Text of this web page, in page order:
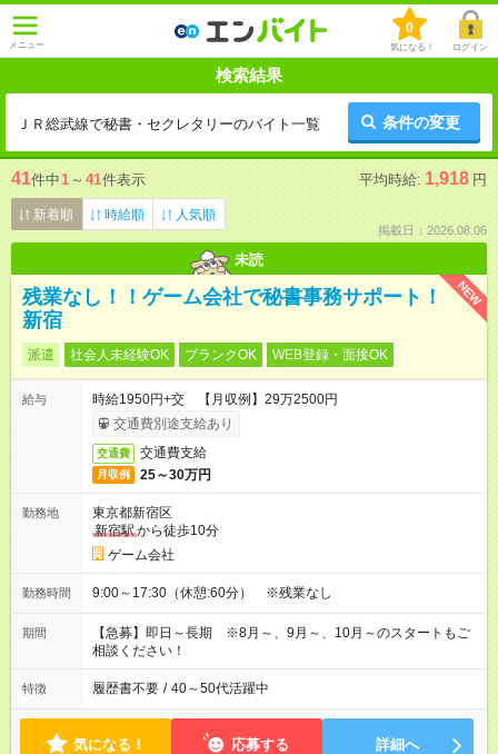
メニュー
0
気になる！ ログイン
検索結果
ＪＲ総武線で秘書・セクレタリーのバイト一覧 条件の変更
41件中1 ～ 41件表示 平均時給: 1,918 円
新着順 時給順 人気順
掲載日：2026.08.06
未読
NEW
残業なし！！ゲーム会社で秘書事務サポート！
新宿
派遣 社会人未経験OK ブランクOK WEB登録・面接OK
給与
時給1950円+交 【月収例】29万2500円
交通費別途支給あり
交通費 交通費支給
月収例 25～30万円
勤務地
東京都新宿区
新宿駅から徒歩10分
ゲーム会社
勤務時間 9:00～17:30（休憩:60分） ※残業なし
期間
【急募】即日～長期 ※8月～、9月～、10月～のスタートもご
相談ください！
特徴 履歴書不要 / 40～50代活躍中
気になる！ 応募する 詳細へ